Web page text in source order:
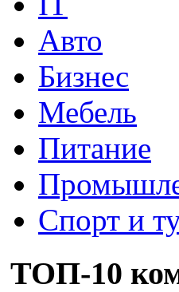
Авто
Бизнес
Мебель
Питание
Спорт и
ТОП-10